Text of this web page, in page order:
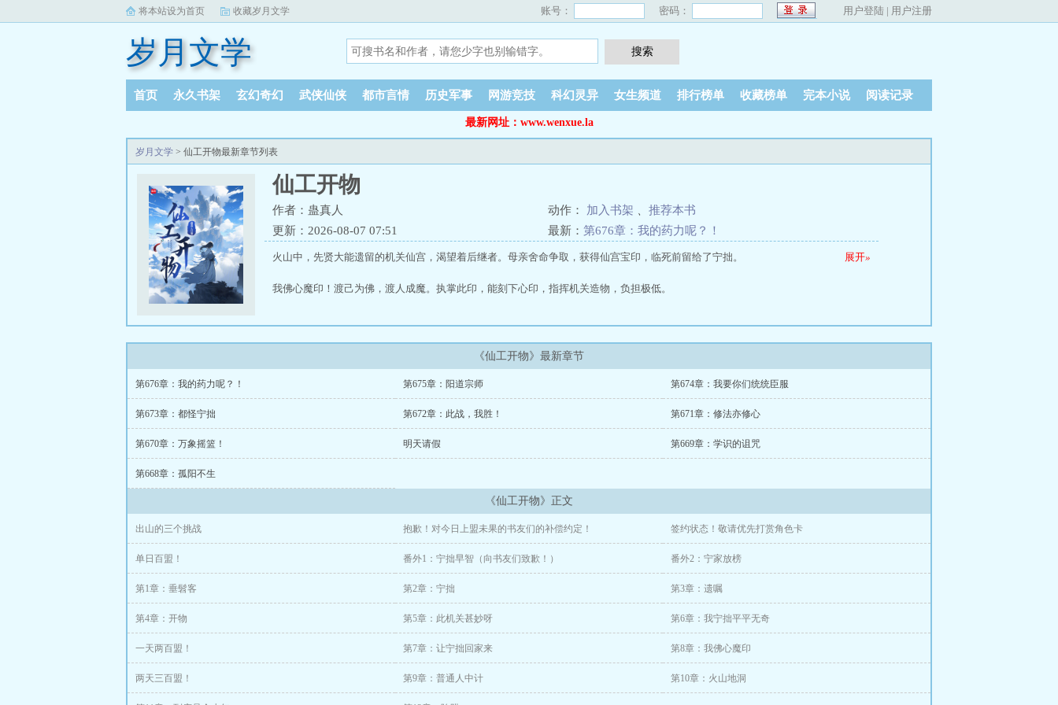
将本站设为首页 收藏岁月文学 账号： 密码： 用户登陆 | 用户注册
岁月文学
首页 永久书架 玄幻奇幻 武侠仙侠 都市言情 历史军事 网游竞技 科幻灵异 女生频道 排行榜单 收藏榜单 完本小说 阅读记录
最新网址：www.wenxue.la
岁月文学 > 仙工开物最新章节列表
仙工开物
作者：蛊真人 动作： 加入书架
推荐本书
更新：2026-08-07 07:51
最新： 第676章：我的药力呢？！
展开»
火山中，先贤大能遗留的机关仙宫，渴望着后继者。母亲舍命争取，获得仙宫宝印，临死前留给了宁拙。
我佛心魔印！渡己为佛，渡人成魔。执掌此印，能刻下心印，指挥机关造物，负担极低。
开宇出新境，物华与天齐。古钟传法度，月下舞清辉。真身具万象，人间谁与敌！
……蛊真人下山之首作《仙工开物》将于2024.4.20，起点中文网首发。
希望大家能喜欢！
《仙工开物》最新章节
第676章：我的药力呢？！ 第675章：阳道宗师 第674章：我要你们统统臣服
第673章：都怪宁拙 第672章：此战，我胜！ 第671章：修法亦修心
第670章：万象摇篮！ 明天请假 第669章：学识的诅咒
第668章：孤阳不生
《仙工开物》正文
出山的三个挑战 抱歉！对今日上盟未果的书友们的补偿约定！ 签约状态！敬请优先打赏角色卡
单日百盟！ 番外1：宁拙早智（向书友们致歉！） 番外2：宁家放榜
第1章：垂髫客 第2章：宁拙 第3章：遗嘱
第4章：开物 第5章：此机关甚妙呀 第6章：我宁拙平平无奇
一天两百盟！ 第7章：让宁拙回家来 第8章：我佛心魔印
两天三百盟！ 第9章：普通人中计 第10章：火山地洞